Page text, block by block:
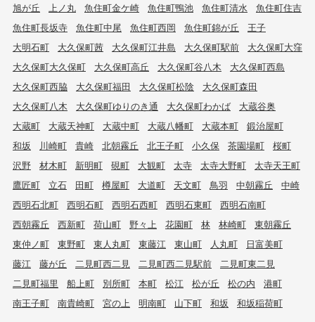
旭が丘
上ノ丸 魚住町金ケ崎 魚住町鴨池 魚住町清水
魚住町住吉
魚住町長坂寺
魚住町中尾 魚住町西岡 魚住町錦が丘
王子
大明石町
大久保町茜 大久保町江井島 大久保町駅前
大久保町大窪
大久保町大久保町
大久保町高丘 大久保町谷八木
大久保町西島
大久保町西脇
大久保町福田 大久保町松陰
大久保町森田
大久保町八木
大久保町ゆりのき通 大久保町わかば
大蔵谷奥
大蔵町
大蔵天神町 大蔵中町 大蔵八幡町 大蔵本町
鍛治屋町
和坂
川崎町 貴崎 北朝霧丘 北王子町 小久保 茶園場町
桜町
沢野
材木町 新明町 硯町 大観町 太寺 太寺大野町
太寺天王町
鷹匠町
立石 田町 樽屋町 大道町 天文町 鳥羽 中朝霧丘
中崎
西明石北町
西明石町 西明石西町 西明石東町
西明石南町
西朝霧丘
西新町 荷山町 野々上 花園町 林 林崎町
東朝霧丘
東仲ノ町
東野町 東人丸町 東藤江 東山町 人丸町
日富美町
藤江
藤が丘 二見町西二見 二見町西二見駅前
二見町東二見
二見町福里
船上町 別所町 本町 松江 松が丘 松の内
港町
南王子町
南貴崎町 宮の上 明南町 山下町 和坂 和坂稲荷町